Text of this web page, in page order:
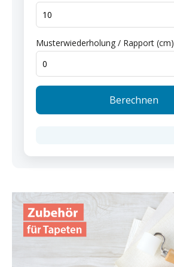
Musterwiederholung / Rapport (cm)
Berechnen